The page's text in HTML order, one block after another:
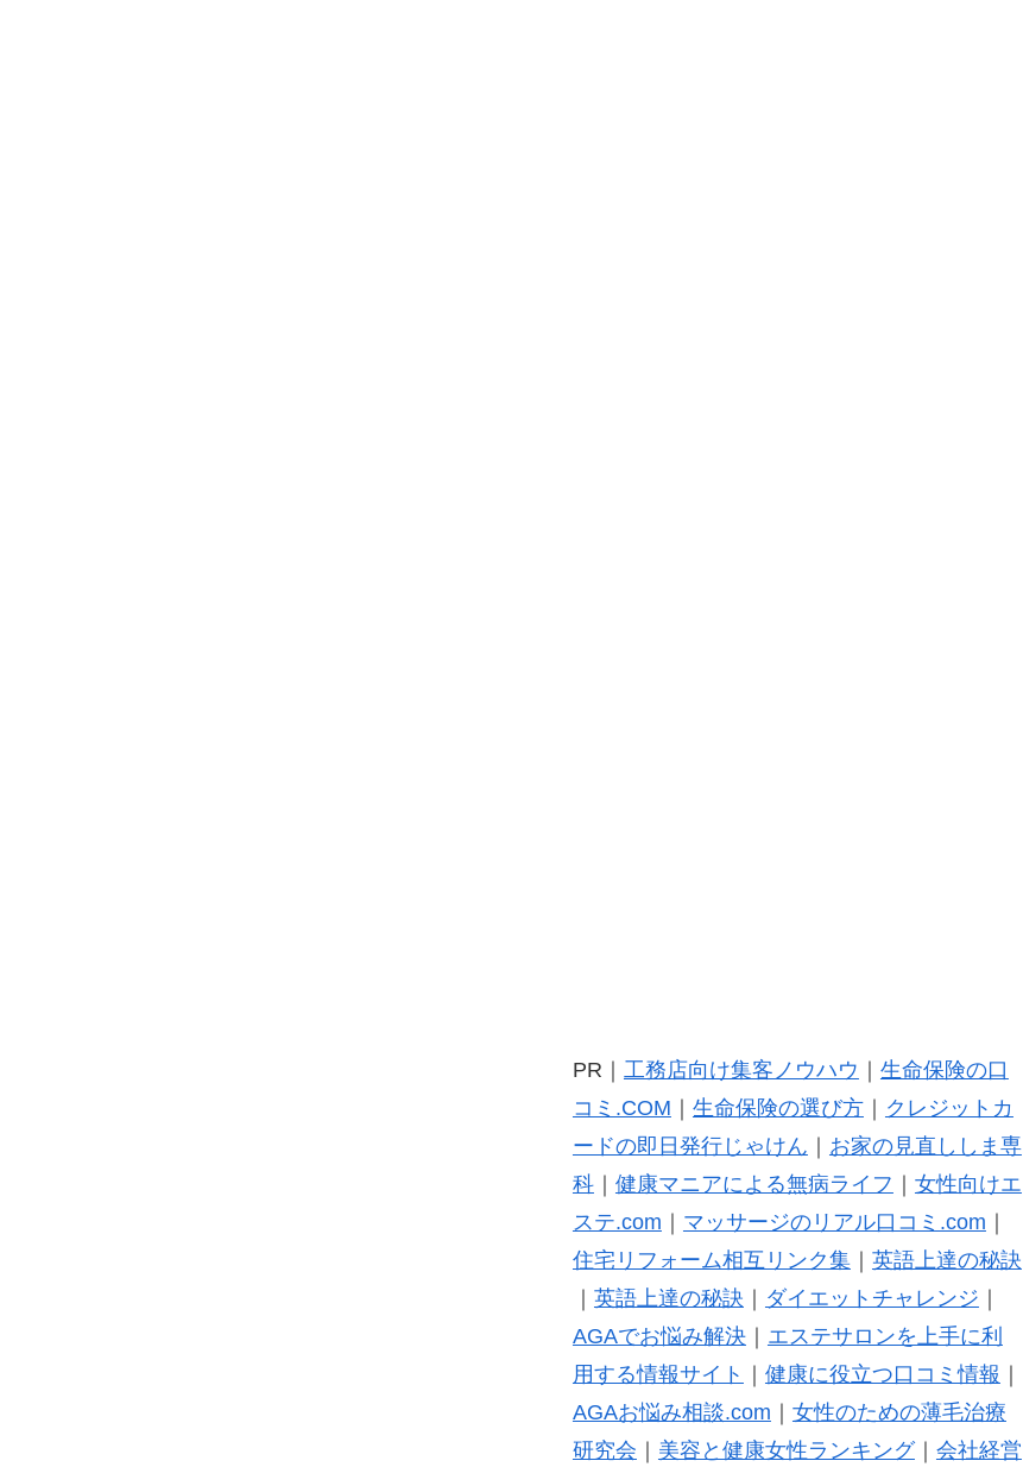
PR｜ 工務店向け集客ノウハウ
生命保険の口
コミ.COM
生命保険の選び方｜
クレジットカ
ードの即日発行じゃけん
お家の見直ししま専
科｜ 健康マニアによる無病ライフ
女性向けエ
ステ.com
マッサージのリアル口コミ.com
住宅リフォーム相互リンク集｜ 英語上達の秘訣
英語上達の秘訣 ダイエットチャレンジ
AGAでお悩み解決｜ エステサロンを上手に利
用する情報サイト
健康に役立つ口コミ情報
AGAお悩み相談.com
女性のための薄毛治療
研究会
美容と健康女性ランキング｜ 会社経営